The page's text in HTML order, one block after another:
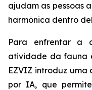
ajudam as pessoas
harmônica dentro
Para enfrentar a
atividade da fauna
EZVIZ introduz
por IA, que